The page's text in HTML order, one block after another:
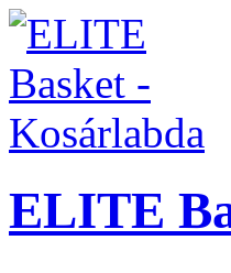
ELITE